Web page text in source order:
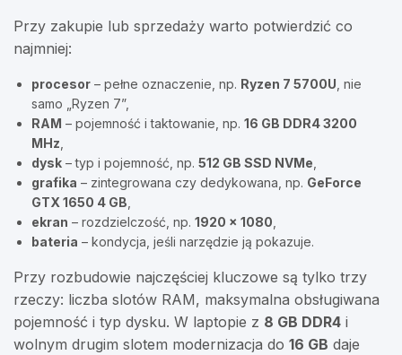
Przy zakupie lub sprzedaży warto potwierdzić co
najmniej:
procesor – pełne oznaczenie, np. Ryzen 7 5700U , nie
samo „Ryzen 7”,
RAM – pojemność i taktowanie, np. 16 GB DDR4 3200
MHz
dysk – typ i pojemność, np. 512 GB SSD NVMe
grafika – zintegrowana czy dedykowana, np. GeForce
GTX 1650 4 GB
ekran – rozdzielczość, np. 1920 × 1080
bateria – kondycja, jeśli narzędzie ją pokazuje.
Przy rozbudowie najczęściej kluczowe są tylko trzy
rzeczy: liczba slotów RAM, maksymalna obsługiwana
pojemność i typ dysku. W laptopie z 8 GB DDR4 i
wolnym drugim slotem modernizacja do 16 GB daje